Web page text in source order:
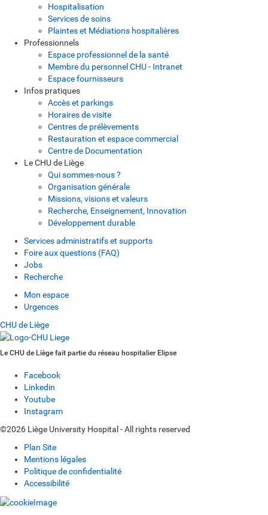
Hospitalisation
Services de soins
Plaintes et Médiations hospitalières
Professionnels
Espace professionnel de la santé
Membre du personnel CHU - Intranet
Espace fournisseurs
Infos pratiques
Accès et parkings
Horaires de visite
Centres de prélèvements
Restauration et espace commercial
Centre de Documentation
Le CHU de Liège
Qui sommes-nous ?
Organisation générale
Missions, visions et valeurs
Recherche, Enseignement, Innovation
Développement durable
Services administratifs et supports
Foire aux questions (FAQ)
Jobs
Recherche
Mon espace
Urgences
CHU de Liège
Le CHU de Liège fait partie du réseau hospitalier Elipse
Facebook
Linkedin
Youtube
Instagram
©2026 Liège University Hospital - All rights reserved
Plan Site
Mentions légales
Politique de confidentialité
Accessibilité